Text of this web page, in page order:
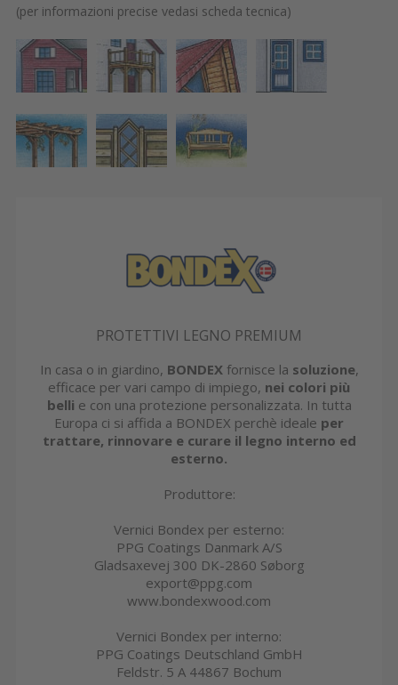
(per informazioni precise vedasi scheda tecnica)
PROTETTIVI LEGNO PREMIUM
In casa o in giardino, BONDEX fornisce la soluzione,
efficace per vari campo di impiego, nei colori più
belli e con una protezione personalizzata. In tutta
Europa ci si affida a BONDEX perchè ideale per
trattare, rinnovare e curare il legno interno ed
esterno.
Produttore:
Vernici Bondex per esterno:
PPG Coatings Danmark A/S
Gladsaxevej 300 DK-2860 Søborg
export@ppg.com
www.bondexwood.com
Vernici Bondex per interno:
PPG Coatings Deutschland GmbH
Feldstr. 5 A 44867 Bochum